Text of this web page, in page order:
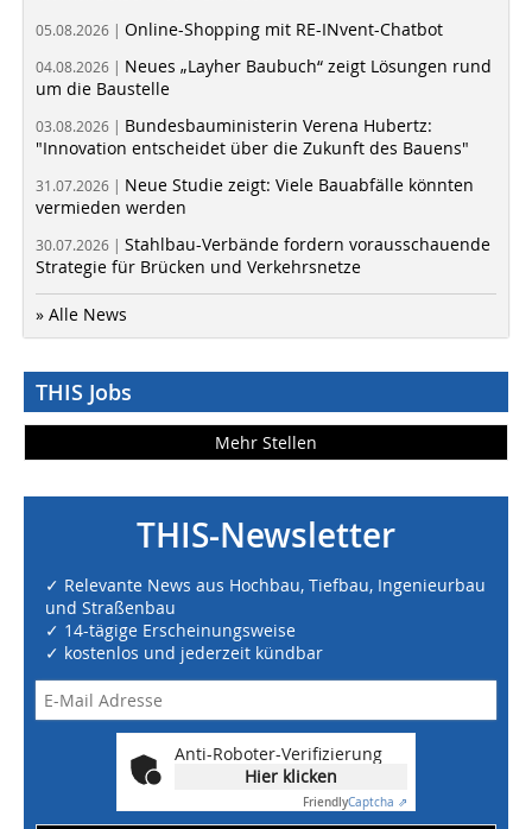
05.08.2026 | Online-Shopping mit RE-INvent-Chatbot
04.08.2026 | Neues „Layher Baubuch“ zeigt Lösungen rund
um die Baustelle
03.08.2026 | Bundesbauministerin Verena Hubertz:
"Innovation entscheidet über die Zukunft des Bauens"
31.07.2026 | Neue Studie zeigt: Viele Bauabfälle könnten
vermieden werden
30.07.2026 | Stahlbau-Verbände fordern vorausschauende
Strategie für Brücken und Verkehrsnetze
» Alle News
THIS Jobs
Mehr Stellen
THIS-Newsletter
✓ Relevante News aus Hochbau, Tiefbau, Ingenieurbau
und Straßenbau
✓ 14-tägige Erscheinungsweise
✓ kostenlos und jederzeit kündbar
Anti-Roboter-Verifizierung
Hier klicken
FriendlyCaptcha ⇗